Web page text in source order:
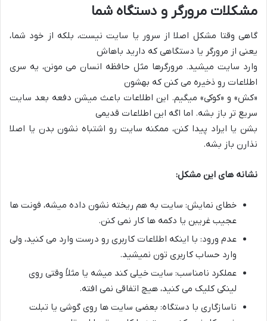
مشکلات مرورگر و دستگاه شما
گاهی وقتا مشکل اصلا از سرور یا سایت نیست، بلکه از خود شما،
یعنی از مرورگر یا دستگاهی که دارید باهاش
وارد سایت میشید. مرورگرها مثل حافظه انسان می مونن، یه سری
اطلاعات رو ذخیره می کنن که بهشون
«کش» و «کوکی» میگیم. این اطلاعات باعث میشن دفعه بعد سایت
سریع تر باز بشه. اما اگه این اطلاعات قدیمی
بشن یا ایراد پیدا کنن، ممکنه سایت رو اشتباه نشون بدن یا اصلا
نذارن باز بشه.
نشانه های این مشکل:
خطای نمایش: سایت به هم ریخته نشون داده میشه، فونت ها
عجیب غریبن یا دکمه ها کار نمی کنن.
عدم ورود: با اینکه اطلاعات کاربری رو درست وارد می کنید، ولی
وارد حساب کاربری تون نمیشید.
عملکرد نامناسب: سایت خیلی کند میشه یا مثلاً وقتی روی
لینکی کلیک می کنید، هیچ اتفاقی نمی افته.
ناسازگاری با دستگاه: بعضی سایت ها روی گوشی یا تبلت